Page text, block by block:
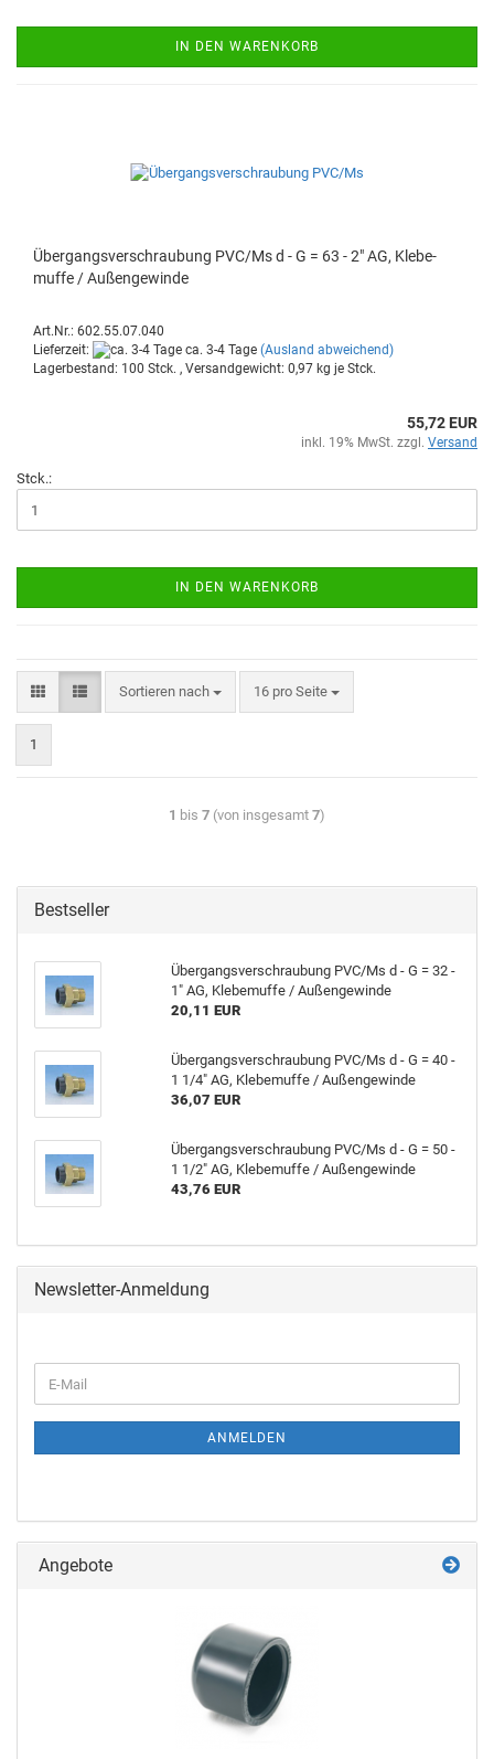
IN DEN WARENKORB
Über­gangs­ver­schrau­bung PVC/Ms d - G = 63 - 2" AG, Kle­be­
muf­fe / Au­ßen­ge­win­de
Art.Nr.: 602.55.07.040
Lieferzeit:
ca. 3-4 Tage (Ausland abweichend)
Lagerbestand: 100 Stck. , Versandgewicht: 0,97 kg je Stck.
55,72 EUR
inkl. 19% MwSt. zzgl. Versand
Stck.:
IN DEN WARENKORB
Sortieren nach 16 pro Seite
1
1 bis 7 (von insgesamt 7)
Bestseller
Über­gangs­ver­schrau­bung PVC/Ms d - G = 32 -
1" AG, Kle­be­muf­fe / Au­ßen­ge­win­de
20,11 EUR
Über­gangs­ver­schrau­bung PVC/Ms d - G = 40 -
1 1/4" AG, Kle­be­muf­fe / Au­ßen­ge­win­de
36,07 EUR
Über­gangs­ver­schrau­bung PVC/Ms d - G = 50 -
1 1/2" AG, Kle­be­muf­fe / Au­ßen­ge­win­de
43,76 EUR
Newsletter-Anmeldung
ANMELDEN
Angebote